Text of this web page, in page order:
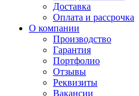
Доставка
Оплата и рассрочка
О компании
Производство
Гарантия
Портфолио
Отзывы
Реквизиты
Вакансии